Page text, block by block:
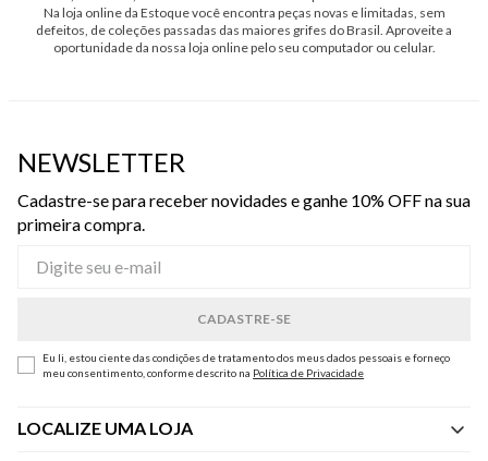
Na loja online da Estoque você encontra peças novas e limitadas, sem
defeitos, de coleções passadas das maiores grifes do Brasil. Aproveite a
oportunidade da nossa loja online pelo seu computador ou celular.
NEWSLETTER
Cadastre-se para receber novidades e ganhe 10% OFF na sua
primeira compra.
Eu li, estou ciente das condições de tratamento dos meus dados pessoais e forneço
meu consentimento, conforme descrito na Política de Privacidade
LOCALIZE UMA LOJA